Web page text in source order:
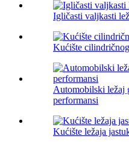
Igličasti valjkasti
Kućište
Automobilski ležaj
performansi
Kućište ležaja